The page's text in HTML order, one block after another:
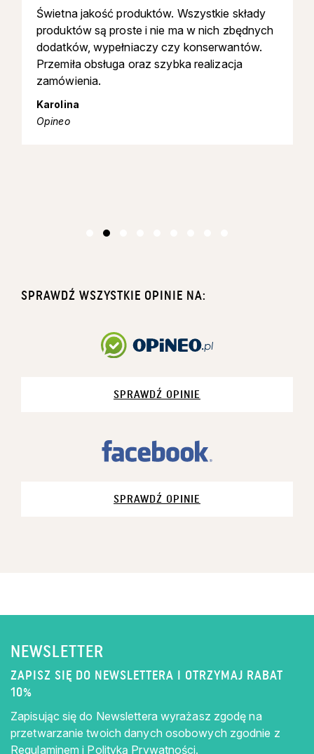
Świetna jakość produktów. Wszystkie składy
produktów są proste i nie ma w nich zbędnych
dodatków, wypełniaczy czy konserwantów.
Przemiła obsługa oraz szybka realizacja
zamówienia.
Karolina
Opineo
SPRAWDŹ WSZYSTKIE OPINIE NA:
SPRAWDŹ OPINIE
SPRAWDŹ OPINIE
NEWSLETTER
ZAPISZ SIĘ DO NEWSLETTERA I OTRZYMAJ RABAT
10%
Zapisując się do Newslettera wyrażasz zgodę na
przetwarzanie twoich danych osobowych zgodnie z
Regulaminem i Polityką Prywatności.